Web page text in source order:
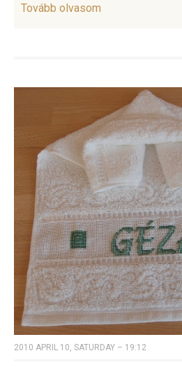
Tovább olvasom
2010 APRIL 10, SATURDAY – 19:12